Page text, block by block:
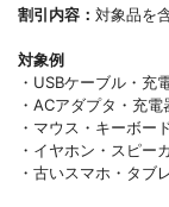
割引内容： 対象品を
対象例
・USBケーブル・充
・ACアダプタ・充
・マウス・キーボー
・イヤホン・スピー
・古いスマホ・タブ